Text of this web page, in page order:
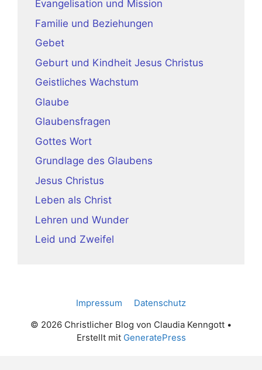
Evangelisation und Mission
Familie und Beziehungen
Gebet
Geburt und Kindheit Jesus Christus
Geistliches Wachstum
Glaube
Glaubensfragen
Gottes Wort
Grundlage des Glaubens
Jesus Christus
Leben als Christ
Lehren und Wunder
Leid und Zweifel
Impressum
Datenschutz
© 2026 Christlicher Blog von Claudia Kenngott •
Erstellt mit GeneratePress